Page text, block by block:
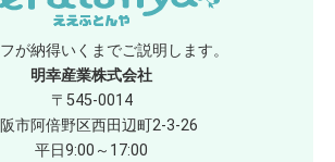
が納得いくまでご説明します。
明幸産業株式会社
〒545-0014
市阿倍野区西田辺町2-3-26
平日9:00～17:00